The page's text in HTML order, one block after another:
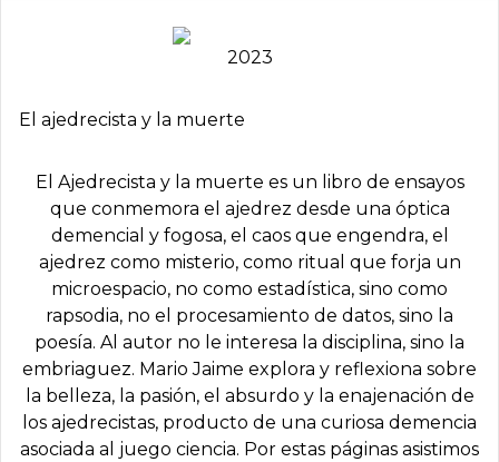
2023
El ajedrecista y la muerte
El Ajedrecista y la muerte es un libro de ensayos
que conmemora el ajedrez desde una óptica
demencial y fogosa, el caos que engendra, el
ajedrez como misterio, como ritual que forja un
microespacio, no como estadística, sino como
rapsodia, no el procesamiento de datos, sino la
poesía. Al autor no le interesa la disciplina, sino la
embriaguez. Mario Jaime explora y reflexiona sobre
la belleza, la pasión, el absurdo y la enajenación de
los ajedrecistas, producto de una curiosa demencia
asociada al juego ciencia. Por estas páginas asistimos